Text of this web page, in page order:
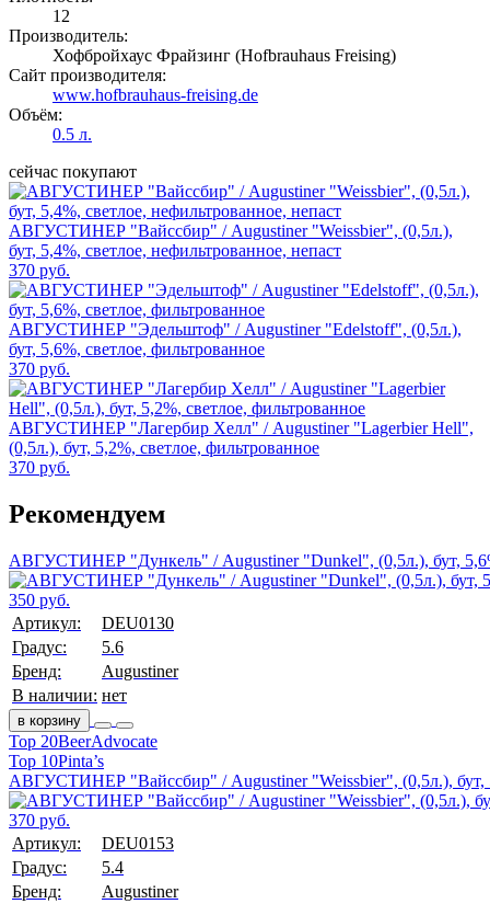
12
Производитель:
Хофбройхаус Фрайзинг (Hofbrauhaus Freising)
Сайт производителя:
www.hofbrauhaus-freising.de
Объём:
0.5 л.
сейчас покупают
АВГУСТИНЕР "Вайссбир" / Augustiner "Weissbier", (0,5л.),
бут, 5,4%, светлое, нефильтрованное, непаст
370 руб.
АВГУСТИНЕР "Эдельштоф" / Augustiner "Edelstoff", (0,5л.),
бут, 5,6%, светлое, фильтрованное
370 руб.
АВГУСТИНЕР "Лагербир Хелл" / Augustiner "Lagerbier Hell",
(0,5л.), бут, 5,2%, светлое, фильтрованное
370 руб.
Рекомендуем
АВГУСТИНЕР "Дункель" / Augustiner "Dunkel", (0,5л.), бут,
350 руб.
Артикул:
DEU0130
Градус:
5.6
Бренд:
Augustiner
В наличии: нет
в корзину
Top 20BeerAdvocate
Top 10Pinta’s
АВГУСТИНЕР "Вайссбир" / Augustiner "Weissbier", (0,5л.), бут,
370 руб.
Артикул:
DEU0153
Градус:
5.4
Бренд:
Augustiner